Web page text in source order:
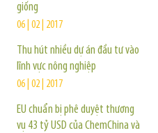
giống
06 | 02 | 2017
Thu hút nhiều dự án đầu tư vào
lĩnh vực nông nghiệp
06 | 02 | 2017
EU chuẩn bị phê duyệt thương
vụ 43 tỷ USD của ChemChina và